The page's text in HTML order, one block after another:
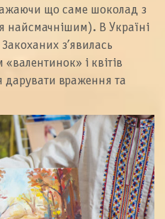
що саме шоколад з
найсмачнішим). В Україні
з’явилась
і квітів
дарувати враження та